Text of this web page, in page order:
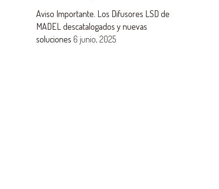
Aviso Importante. Los Difusores LSD de
MADEL descatalogados y nuevas
soluciones 6 junio, 2025